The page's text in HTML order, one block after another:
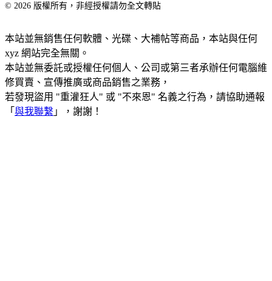
© 2026 版權所有，非經授權請勿全文轉貼
本站並無銷售任何軟體、光碟、大補帖等商品，本站與任何
xyz 網站完全無關。
本站並無委託或授權任何個人、公司或第三者承辦任何電腦維
修買賣、宣傳推廣或商品銷售之業務，
若發現盜用 "重灌狂人" 或 "不來恩" 名義之行為，請協助通報
「 與我聯繫 」，謝謝！